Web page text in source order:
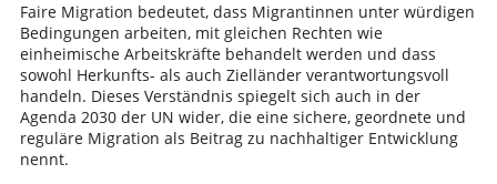
Faire Migration bedeutet, dass Migrantinnen unter würdigen
Bedingungen arbeiten, mit gleichen Rechten wie
einheimische Arbeitskräfte behandelt werden und dass
sowohl Herkunfts- als auch Zielländer verantwortungsvoll
handeln. Dieses Verständnis spiegelt sich auch in der
Agenda 2030 der UN wider, die eine sichere, geordnete und
reguläre Migration als Beitrag zu nachhaltiger Entwicklung
nennt.